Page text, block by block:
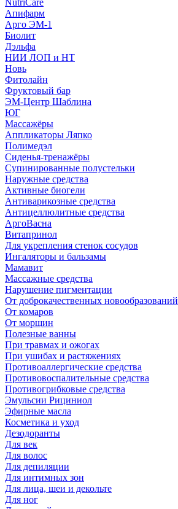
Апифарм
Арго ЭМ-1
Биолит
Дэльфа
НИИ ЛОП и НТ
Новь
Фитолайн
Фруктовый бар
ЭМ-Центр Шаблина
ЮГ
Массажёры
Аппликаторы Ляпко
Полимедэл
Сиденья-тренажёры
Супинированные полустельки
Наружные средства
Активные биогели
Антиварикозные средства
Антицеллюлитные средства
АргоВасна
Витапринол
Для укрепления стенок сосудов
Ингаляторы и бальзамы
Мамавит
Массажные средства
Нарушение пигментации
От доброкачественных новообразований
От комаров
От морщин
Полезные ванны
При травмах и ожогах
При ушибах и растяжениях
Противоаллергические средства
Противовоспалительные средства
Противогрибковые средства
Эмульсии Рициниол
Эфирные масла
Косметика и уход
Дезодоранты
Для век
Для волос
Для депиляции
Для интимных зон
Для лица, шеи и декольте
Для ног